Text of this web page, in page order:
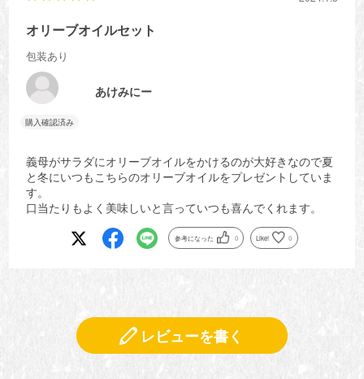
オリーブオイルセット
包装あり
あけみにー
義母がサラダにオリーブオイルをかけるのが大好きなので夏
と冬にいつもこちらのオリーブオイルをプレゼントしていま
す。
口当たりもよく美味しいと言っていつも喜んでくれます。
参考になった 0 Like! 0
レビューを書く